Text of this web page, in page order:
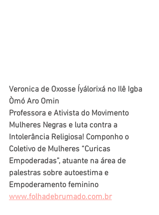
Veronica de Oxosse Íyálorixá no Ilê Igba
Òmó Aro Omin
Professora e Ativista do Movimento
Mulheres Negras e luta contra a
Intolerância Religiosa! Componho o
Coletivo de Mulheres “Curicas
Empoderadas”, atuante na área de
palestras sobre autoestima e
Empoderamento feminino
www.folhadebrumado.com.br